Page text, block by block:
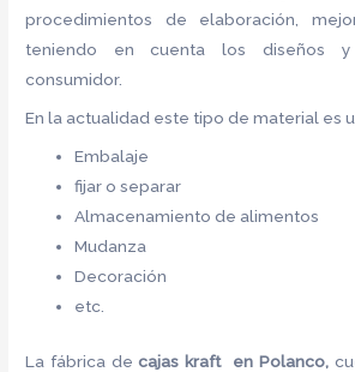
procedimientos de elaboración,
teniendo en cuenta los diseños y
consumidor.
En la actualidad este tipo de material es
Embalaje
fijar o separar
Almacenamiento de alimentos
Mudanza
Decoración
etc.
La fábrica decajas kraft en Polanco,